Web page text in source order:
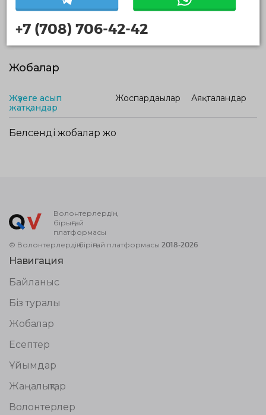
Жобалар
Жүзеге асып
жатқандар
Жоспардағылар Аяқталғандар
Белсенді жобалар жоқ
Волонтерлердің
бірыңғай
платформасы
© Волонтерлердің біріңғай платформасы 2018-2026
Навигация
Байланыс
Біз туралы
Жобалар
Есептер
Ұйымдар
Жаңалықтар
Волонтерлер
+7 (708) 706-42-42